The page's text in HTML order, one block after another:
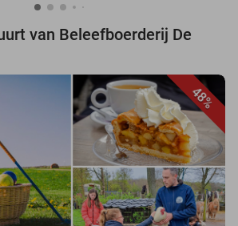
van Beleefboerderij De
48%